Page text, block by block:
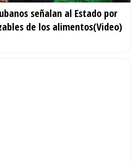
señalan al Estado por
de los alimentos(Video)